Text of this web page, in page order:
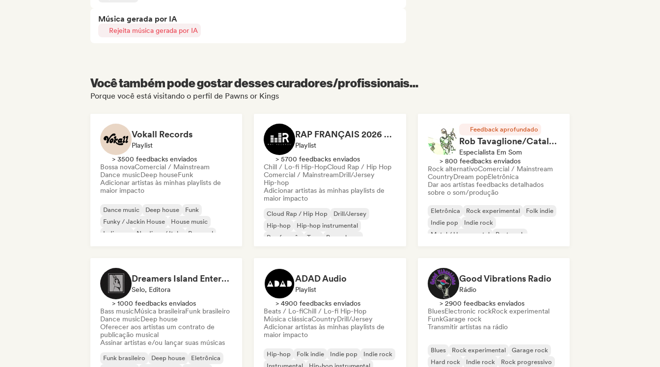
Música gerada por IA
Rejeita música gerada por IA
Você também pode gostar desses curadores/profissionais...
Porque você está visitando o perfil de Pawns or Kings
Vokall Records
Playlist
> 3500 feedbacks enviados
Bossa novaComercial / Mainstream
Dance musicDeep houseFunk
Adicionar artistas às minhas playlists de
maior impacto
Dance music Deep house
Funk
Funky / Jackin House
House music
Indie pop
Nu-disco / Italo Pop soul
RAP FRANÇAIS 2026 🔥🇫🇷 (Way Records)
Playlist
> 5700 feedbacks enviados
Chill / Lo-fi Hip-HopCloud Rap / Hip Hop
Comercial / MainstreamDrill/Jersey
Hip-hop
Adicionar artistas às minhas playlists de
maior impacto
Cloud Rap / Hip Hop
Drill/Jersey
Hip-hop
Hip-hop instrumental
Rap francês
Trap
Pop urbano
Feedback aprofundado
Rob Tavaglione/Catalyst Recording
Especialista Em Som
> 800 feedbacks enviados
Rock alternativoComercial / Mainstream
CountryDream popEletrônica
Dar aos artistas feedbacks detalhados
sobre o som/produção
Eletrônica Rock experimental
Folk indie
Indie pop
Indie rock
Metal / Heavy metal
Post punk
Dreamers Island Entertainment
Selo, Editora
> 1000 feedbacks enviados
Bass musicMúsica brasileiraFunk brasileiro
Dance musicDeep house
Oferecer aos artistas um contrato de
publicação musical
Assinar artistas e/ou lançar suas músicas
Funk brasileiro Deep house
Eletrônica
ADAD Audio
Playlist
> 4900 feedbacks enviados
Beats / Lo-fiChill / Lo-fi Hip-Hop
Música clássicaCountryDrill/Jersey
Adicionar artistas às minhas playlists de
maior impacto
Hip-hop Folk indie Indie pop
Indie rock
Good Vibrations Radio
Rádio
> 2900 feedbacks enviados
BluesElectronic rockRock experimental
FunkGarage rock
Transmitir artistas na rádio
Blues Rock experimental
Garage rock
Hard rock
Indie rock Rock progressivo